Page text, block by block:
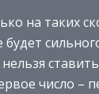
на таких
число –